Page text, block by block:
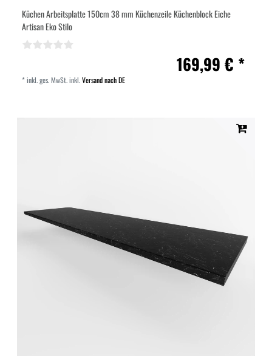
Küchen Arbeitsplatte 150cm 38 mm Küchenzeile Küchenblock Eiche
Artisan Eko Stilo
169,99 € *
*inkl. ges. MwSt.inkl.Versand nach DE